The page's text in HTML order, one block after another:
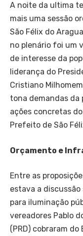
A noite da ultima
mais uma sessão
São Félix do
no plenário foi um
de interesse da
liderança do
Cristiano
tona demandas da
ações concretas
Prefeito de São
Orçamento e
Entre as
estava a
para iluminação
vereadores Pablo
(PRD) cobraram